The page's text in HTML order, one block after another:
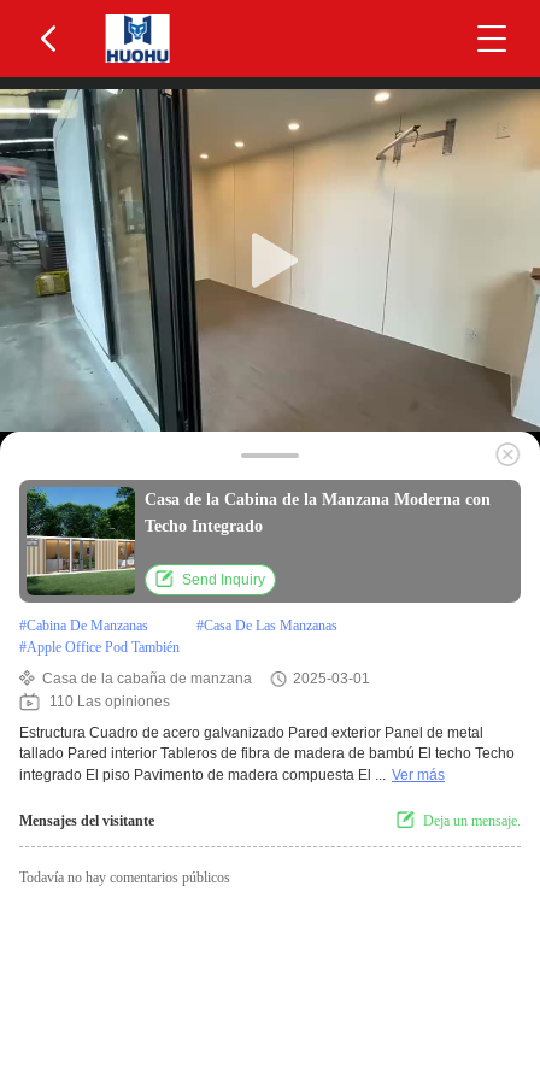
Casa de la Cabina de la Manzana Moderna con
Techo Integrado
Send Inquiry
#Cabina De Manzanas #Casa De Las Manzanas
#Apple Office Pod También
Casa de la cabaña de manzana
2025-03-01
110 Las opiniones
Estructura Cuadro de acero galvanizado Pared exterior Panel de metal
tallado Pared interior Tableros de fibra de madera de bambú El techo Techo
integrado El piso Pavimento de madera compuesta El ... Ver más
Mensajes del visitante Deja un mensaje.
Todavía no hay comentarios públicos